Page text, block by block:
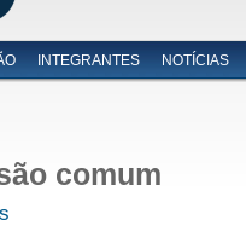
INTEGRANTES NOTÍCIAS
comum